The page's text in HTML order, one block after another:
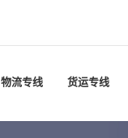
物流专线 货运专线